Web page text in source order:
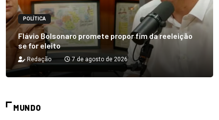
POLÍTICA
Flávio Bolsonaro promete propor fim da reeleição
se for eleito
Redação 7 de agosto de 2026
MUNDO